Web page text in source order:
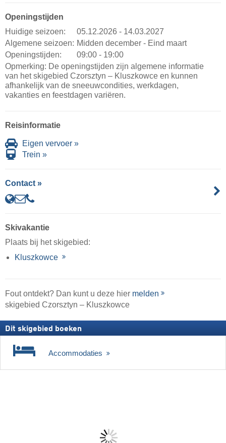
Openingstijden
Huidige seizoen:
05.12.2026 - 14.03.2027
Algemene seizoen: Midden december - Eind maart
Openingstijden:
09:00 - 19:00
Opmerking: De openingstijden zijn algemene informatie
van het skigebied Czorsztyn – Kluszkowce en kunnen
afhankelijk van de sneeuwcondities, werkdagen,
vakanties en feestdagen variëren.
Reisinformatie
Eigen vervoer »
Trein »
Contact »
Skivakantie
Plaats bij het skigebied:
Kluszkowce
Fout ontdekt? Dan kunt u deze hier melden
skigebied Czorsztyn – Kluszkowce
Dit skigebied boeken
Accommodaties